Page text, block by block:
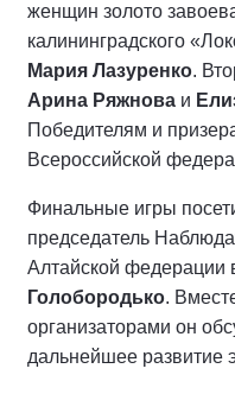
женщин золото
калининградского
Мария Лазуренко.
Арина Ряжнова и
Победителям и
Всероссийской
Финальные игры
председатель
Алтайской федерации
Голобородько.
организаторами он
дальнейшее развитие